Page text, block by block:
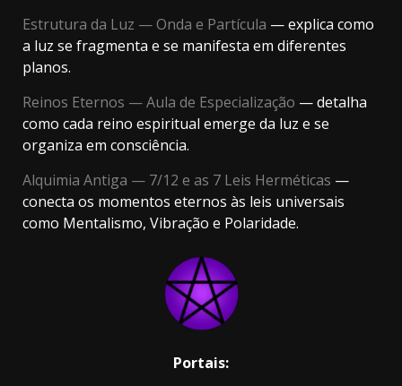
Estrutura da Luz — Onda e Partícula — explica como
a luz se fragmenta e se manifesta em diferentes
planos.
Reinos Eternos — Aula de Especialização — detalha
como cada reino espiritual emerge da luz e se
organiza em consciência.
Alquimia Antiga — 7/12 e as 7 Leis Herméticas —
conecta os momentos eternos às leis universais
como Mentalismo, Vibração e Polaridade.
Portais: